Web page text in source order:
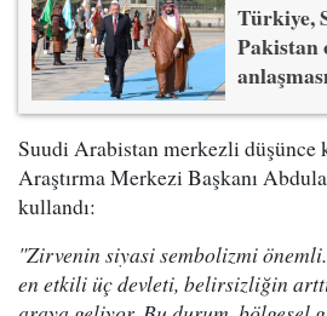
Türkiye,
Pakistan
Suudi Arabistan merkezli düşünce
Araştırma Merkezi Başkanı
kullandı:
"Zirvenin siyasi sembolizmi
en etkili üç devleti, belirsizliğin